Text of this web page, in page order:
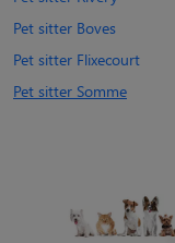
Pet sitter Boves
Pet sitter Flixecourt
Pet sitter Somme